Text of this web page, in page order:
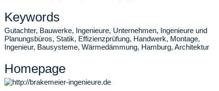
Keywords
Gutachter, Bauwerke, Ingenieure, Unternehmen, Ingenieure und
Planungsbüros, Statik, Effizienzprüfung, Handwerk, Montage,
Ingenieur, Bausysteme, Wärmedämmung, Hamburg, Architektur
Homepage